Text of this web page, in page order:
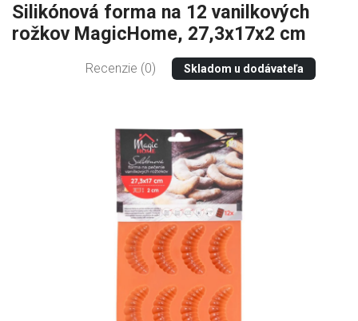
Silikónová forma na 12 vanilkových
rožkov MagicHome, 27,3x17x2 cm
Recenzie (0) Skladom u dodávateľa